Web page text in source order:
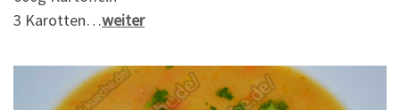
3 Karotten…weiter